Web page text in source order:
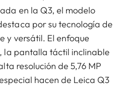
en la Q3, el modelo
por su tecnología de
y versátil. El enfoque
la pantalla táctil inclinable
resolución de 5,76 MP
hacen de Leica Q3